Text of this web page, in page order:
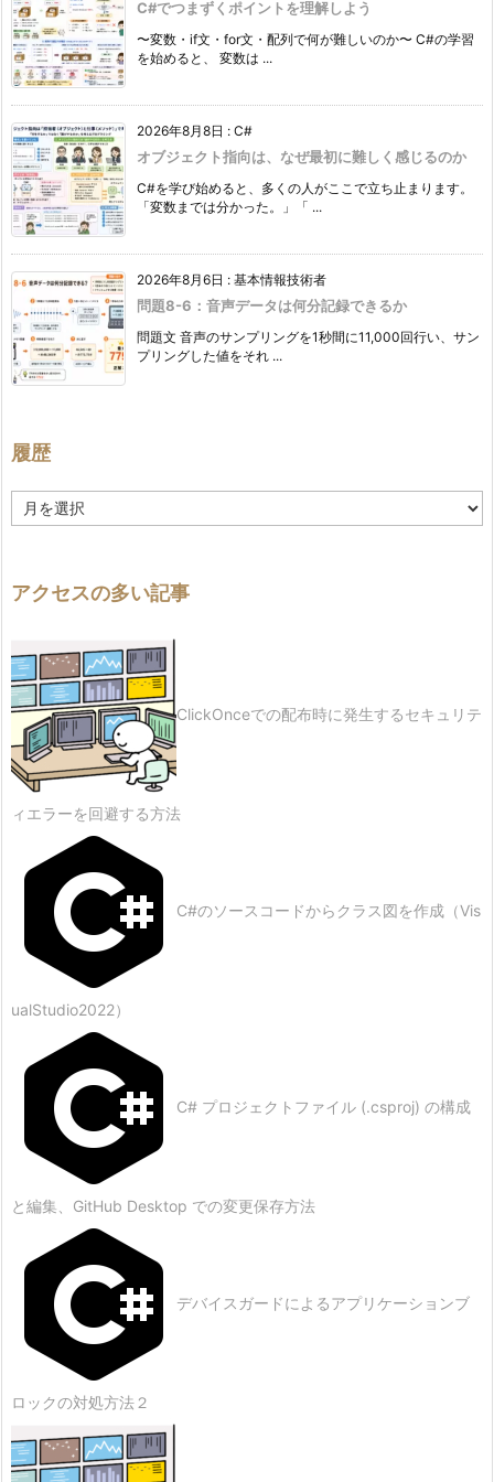
C#でつまずくポイントを理解しよう
〜変数・if文・for文・配列で何が難しいのか〜 C#の学習
を始めると、 変数は ...
2026年8月8日 : C#
オブジェクト指向は、なぜ最初に難しく感じるのか
C#を学び始めると、多くの人がここで立ち止まります。
「変数までは分かった。」「 ...
2026年8月6日 : 基本情報技術者
問題8-6：音声データは何分記録できるか
問題文 音声のサンプリングを1秒間に11,000回行い、サン
プリングした値をそれ ...
履歴
歴
アクセスの多い記事
ClickOnceでの配布時に発生するセキュリテ
ィエラーを回避する方法
C#のソースコードからクラス図を作成（Vis
ualStudio2022）
C# プロジェクトファイル (.csproj) の構成
と編集、GitHub Desktop での変更保存方法
デバイスガードによるアプリケーションブ
ロックの対処方法２